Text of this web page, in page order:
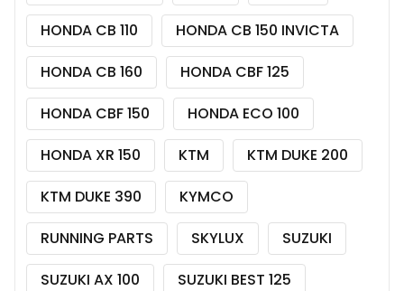
HONDA CB 110
HONDA CB 150 INVICTA
HONDA CB 160
HONDA CBF 125
HONDA CBF 150
HONDA ECO 100
HONDA XR 150
KTM
KTM DUKE 200
KTM DUKE 390
KYMCO
RUNNING PARTS
SKYLUX
SUZUKI
SUZUKI AX 100
SUZUKI BEST 125